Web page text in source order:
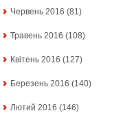
Червень 2016 (81)
Травень 2016 (108)
Квітень 2016 (127)
Березень 2016 (140)
Лютий 2016 (146)